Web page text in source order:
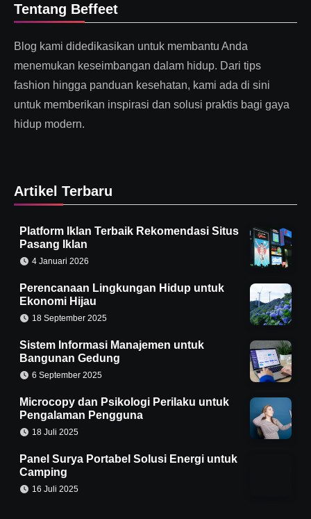
Tentang Beffeet
Blog kami didedikasikan untuk membantu Anda
menemukan keseimbangan dalam hidup. Dari tips
fashion hingga panduan kesehatan, kami ada di sini
untuk memberikan inspirasi dan solusi praktis bagi gaya
hidup modern.
Artikel Terbaru
Platform Iklan Terbaik Rekomendasi Situs
Pasang Iklan
4 Januari 2026
Perencanaan Lingkungan Hidup untuk
Ekonomi Hijau
18 September 2025
Sistem Informasi Manajemen untuk
Bangunan Gedung
6 September 2025
Microcopy dan Psikologi Perilaku untuk
Pengalaman Pengguna
18 Juli 2025
Panel Surya Portabel Solusi Energi untuk
Camping
16 Juli 2025